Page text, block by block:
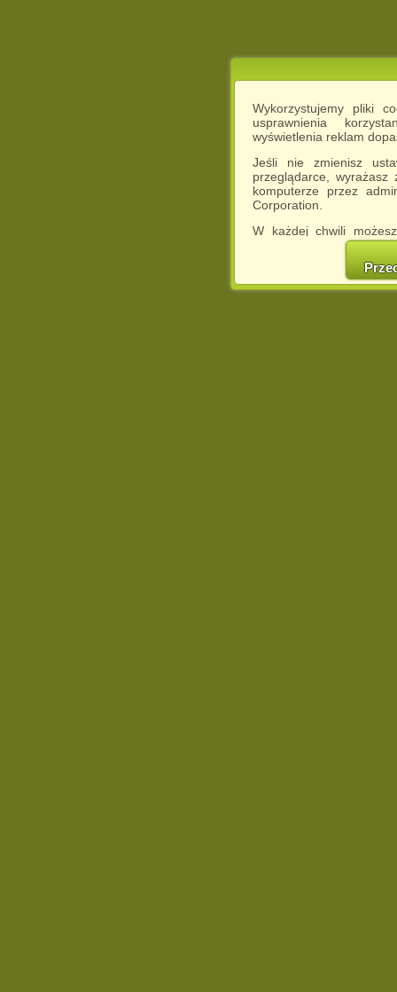
Wykorzystujemy pliki
usprawnienia
wyświetlenia reklam
Jeśli nie zmienisz
przeglądarce,
komputerze przez
Corporation.
W każdej chwili
cookies w swojej
w naszej
http://chomikuj.pl/